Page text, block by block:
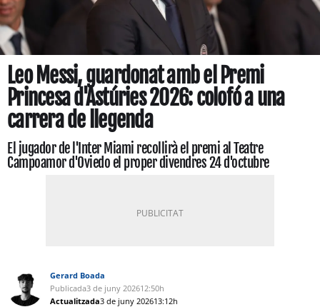
Leo Messi, guardonat amb el Premi
Princesa d'Astúries 2026: colofó a una
carrera de llegenda
El jugador de l'Inter Miami recollirà el premi al Teatre
Campoamor d'Oviedo el proper divendres 24 d'octubre
Gerard Boada
Publicada3 de juny 202612:50h
Actualitzada3 de juny 202613:12h